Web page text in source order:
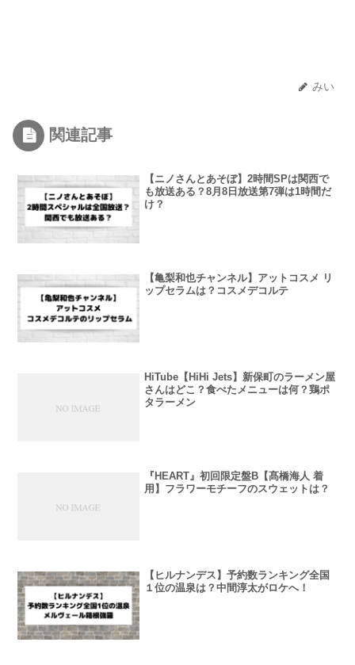
みい
関連記事
【ニノさんとあそぼ】2時間SPは関西で
も放送ある？8月8日放送第7弾は1時間だ
け？
【亀梨和也チャンネル】アットコスメ リ
ップセラムは？コスメデコルテ
HiTube【HiHi Jets】新保町のラーメン屋
さんはどこ？食べたメニューは何？鶏ポ
タラーメン
『HEART』初回限定盤B【髙橋海人 着
用】フラワーモチーフのスウェットは？
【ヒルナンデス】予約数ランキング全国
１位の温泉は？中間淳太がロケへ！